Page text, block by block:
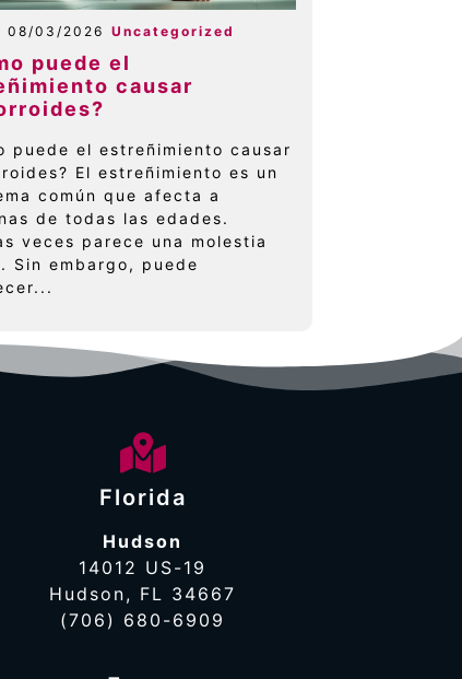
08/03/2026 Uncategorized
puede el
causar
puede el estreñimiento causar
El estreñimiento es un
común que afecta a
de todas las edades.
veces parece una molestia
Sin embargo, puede
Florida
Hudson
14012 US-19
Hudson, FL 34667
(706) 680-6909